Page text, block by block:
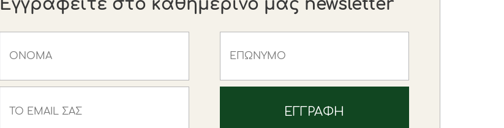
Εγγραφείτε στο καθημερινό μας newsletter